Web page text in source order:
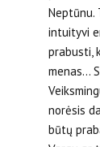
Neptūnu.
intuityvi
prabusti,
menas…
norėsis
būtų